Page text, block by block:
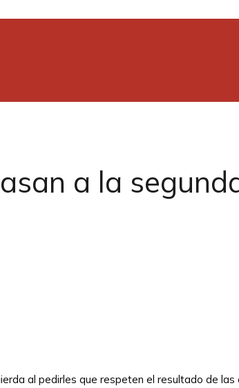
a la
al pedirles que respeten el resultado de las